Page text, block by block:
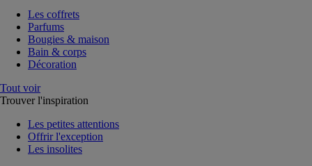
Les coffrets
Parfums
Bougies & maison
Bain & corps
Décoration
Tout voir
Trouver l'inspiration
Les petites attentions
Offrir l'exception
Les insolites